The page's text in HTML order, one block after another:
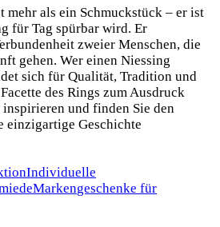
mehr als ein Schmuckstück – er ist
für Tag spürbar wird. Er
zweier Menschen, die
gehen. Wer einen Niessing
sich für Qualität, Tradition und
des Rings zum Ausdruck
und finden Sie den
einzigartige Geschichte
Individuelle
Markengeschenke für